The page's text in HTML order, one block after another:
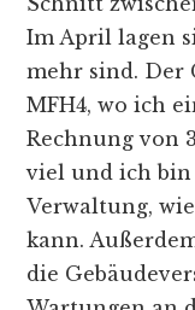
Im April lagen
mehr sind. Der
MFH4, wo ich
Rechnung von
viel und ich
Verwaltung,
kann.
die